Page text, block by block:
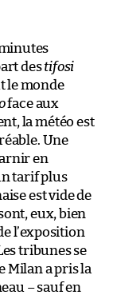
destifosi
le monde
face aux
la météo est
Une
en
tarif plus
est vide de
eux, bien
l’exposition
tribunes se
Milan a pris la
– sauf en